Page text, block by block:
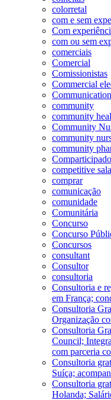
colorretal
com e sem
Com
com ou sem
comerciais
Comercial
Comissionistas
Commercial
Communication
community
community
Community
community
community
competitive
comprar
comunicação
comunidade
Comunitária
Concurso
Concurso
Concursos
consultant
Consultor
consultoria
Consultoria e
em França;
Consultoria
Organização
Consultoria
Council;
com parceria
Consultoria
Suíça;
Consultoria
Holanda;